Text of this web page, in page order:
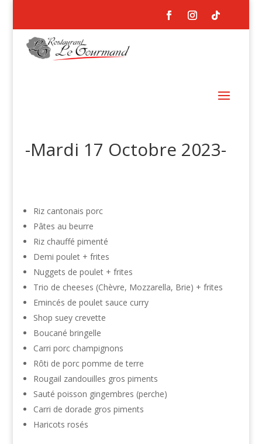
-Mardi 17 Octobre 2023-
Riz cantonais porc
Pâtes au beurre
Riz chauffé pimenté
Demi poulet + frites
Nuggets de poulet + frites
Trio de cheeses (Chèvre, Mozzarella, Brie) + frites
Emincés de poulet sauce curry
Shop suey crevette
Boucané bringelle
Carri porc champignons
Rôti de porc pomme de terre
Rougail zandouilles gros piments
Sauté poisson gingembres (perche)
Carri de dorade gros piments
Haricots rosés